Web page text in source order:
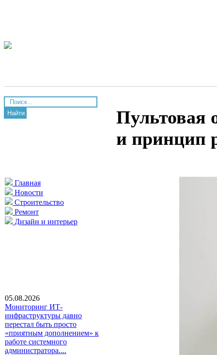
Найти
Главная
Новости
Строительство
Ремонт
Дизайн и интерьер
05.08.2026
Мониторинг ИТ-
инфраструктуры давно
перестал быть просто
«приятным дополнением» к
работе системного
администратора....
Пультовая
и принцип